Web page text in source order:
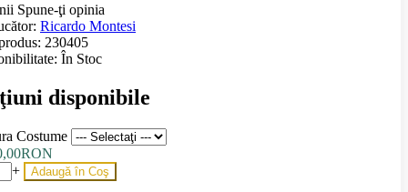
Spune-ţi opinia
Ricardo Montesi
230405
În Stoc
disponibile
Costume
+ Adaugă în Coş